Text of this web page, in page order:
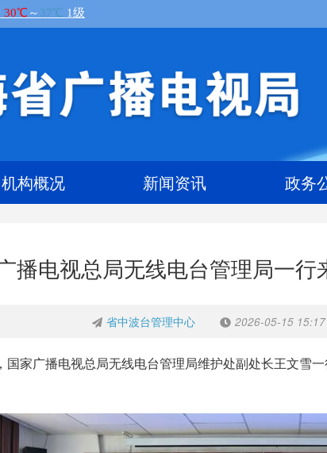
机构概况 新闻资讯 政务
播电视总局无线电台管理局一
省中波台管理中心 2026-05-15 15:17
国家广播电视总局无线电台管理局维护处副处长王文雪